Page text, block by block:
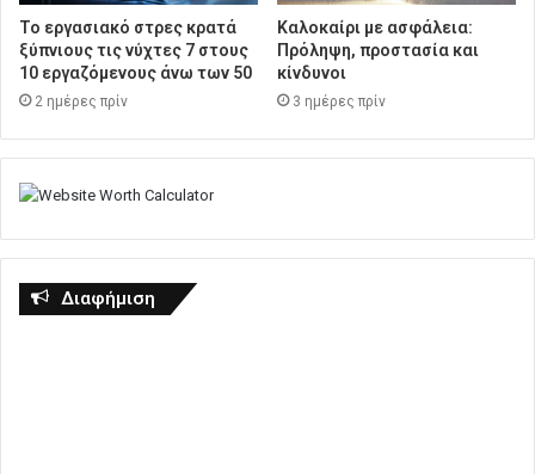
Το εργασιακό στρες κρατά
ξύπνιους τις νύχτες 7 στους
10 εργαζόμενους άνω των 50
2 ημέρες πρίν
Καλοκαίρι με ασφάλεια:
Πρόληψη, προστασία και
κίνδυνοι
3 ημέρες πρίν
Διαφήμιση